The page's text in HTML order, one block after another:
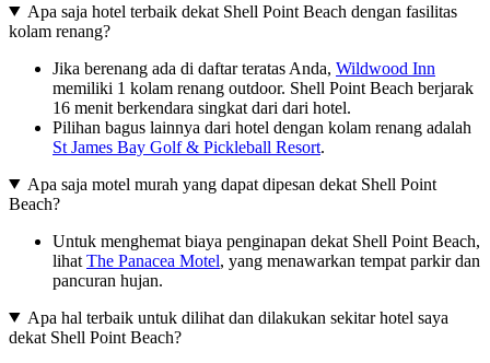
Apa saja hotel terbaik dekat Shell Point Beach dengan fasilitas
kolam renang?
Jika berenang ada di daftar teratas Anda, Wildwood Inn
memiliki 1 kolam renang outdoor. Shell Point Beach berjarak
16 menit berkendara singkat dari dari hotel.
Pilihan bagus lainnya dari hotel dengan kolam renang adalah
St James Bay Golf & Pickleball Resort.
Apa saja motel murah yang dapat dipesan dekat Shell Point
Beach?
Untuk menghemat biaya penginapan dekat Shell Point Beach,
lihat The Panacea Motel, yang menawarkan tempat parkir dan
pancuran hujan.
Apa hal terbaik untuk dilihat dan dilakukan sekitar hotel saya
dekat Shell Point Beach?